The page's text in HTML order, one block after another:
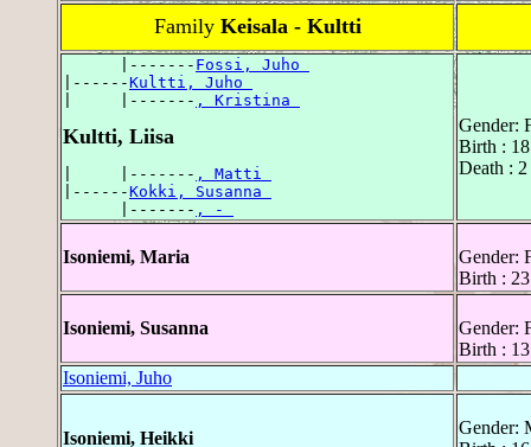
Family Keisala - Kultti
      |-------
Fossi, Juho
|------Kultti, Juho
|     |------- , Kristina
Kultti, Liisa
|     |------- , Matti
|------Kokki, Susanna
      |-------
, -
Gender:
Birth :
Death :
Isoniemi, Maria
Gender:
Birth :
Isoniemi, Susanna
Gender:
Birth :
Isoniemi, Juho
Isoniemi, Heikki
Gender: